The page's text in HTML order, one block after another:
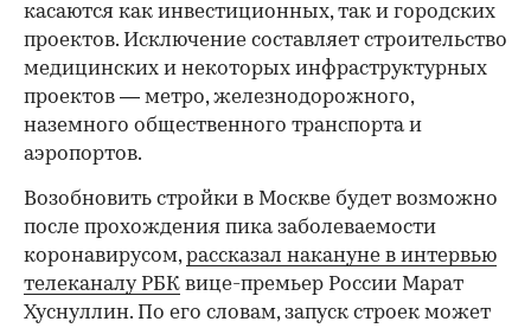
касаются как инвестиционных, так и городских
проектов. Исключение составляет строительство
медицинских и некоторых инфраструктурных
проектов — метро, железнодорожного,
наземного общественного транспорта и
аэропортов.
Возобновить стройки в Москве будет возможно
после прохождения пика заболеваемости
коронавирусом,рассказал накануне в интервью
телеканалу РБК вице-премьер России Марат
Хуснуллин. По его словам, запуск строек может